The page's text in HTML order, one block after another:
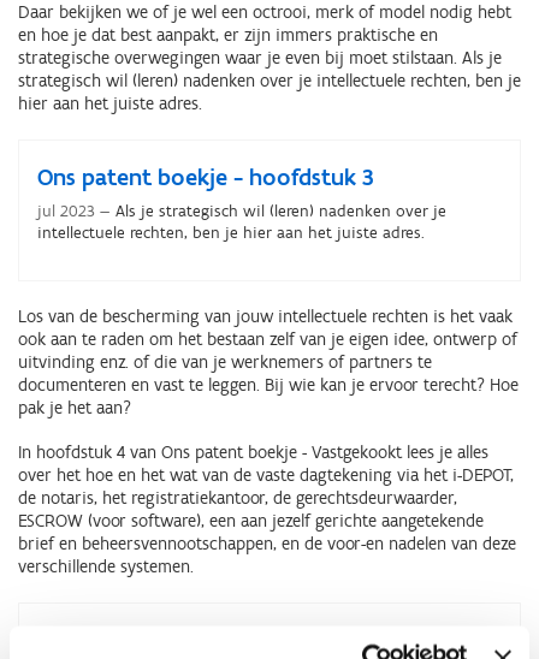
Daar bekijken we of je wel een octrooi, merk of model nodig hebt
en hoe je dat best aanpakt, er zijn immers praktische en
strategische overwegingen waar je even bij moet stilstaan. Als je
strategisch wil (leren) nadenken over je intellectuele rechten, ben je
hier aan het juiste adres.
Ons patent boekje - hoofdstuk 3
jul 2023
Als je strategisch wil (leren) nadenken over je
intellectuele rechten, ben je hier aan het juiste adres.
Los van de bescherming van jouw intellectuele rechten is het vaak
ook aan te raden om het bestaan zelf van je eigen idee, ontwerp of
uitvinding enz. of die van je werknemers of partners te
documenteren en vast te leggen. Bij wie kan je ervoor terecht? Hoe
pak je het aan?
In hoofdstuk 4 van Ons patent boekje - Vastgekookt lees je alles
over het hoe en het wat van de vaste dagtekening via het i-DEPOT,
de notaris, het registratiekantoor, de gerechtsdeurwaarder,
ESCROW (voor software), een aan jezelf gerichte aangetekende
brief en beheersvennootschappen, en de voor-en nadelen van deze
verschillende systemen.
Ons patent boekje - hoofdstuk 4